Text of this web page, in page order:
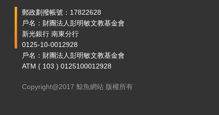
郵政劃撥帳號：17822628
戶名：財團法人彭明敏文教基金會
新光銀行 南東分行
0125-10-0012928
戶名：財團法人彭明敏文教基金會
ATM ( 103 ) 0125100012928
Copyright@2017 鯨魚網站 版權所有